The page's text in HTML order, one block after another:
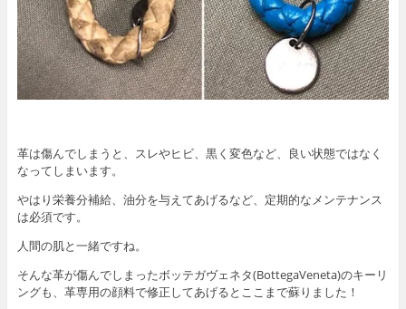
革は傷んでしまうと、スレやヒビ、黒く変色など、良い状態ではなく
なってしまいます。
やはり栄養分補給、油分を与えてあげるなど、定期的なメンテナンス
は必須です。
人間の肌と一緒ですね。
そんな革が傷んでしまったボッテガヴェネタ(BottegaVeneta)のキーリ
ングも、革専用の顔料で修正してあげるとここまで蘇りました！